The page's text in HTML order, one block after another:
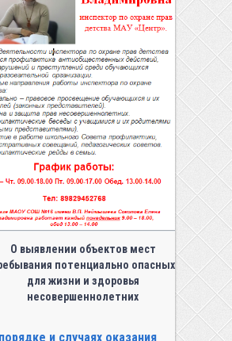
О выявлении объектов мест
потенциально опасных
для жизни и здоровья
несовершеннолетних
и случаях оказания